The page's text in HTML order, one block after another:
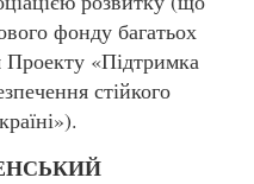
фонду багатьох
Проекту «Підтримка
стійкого